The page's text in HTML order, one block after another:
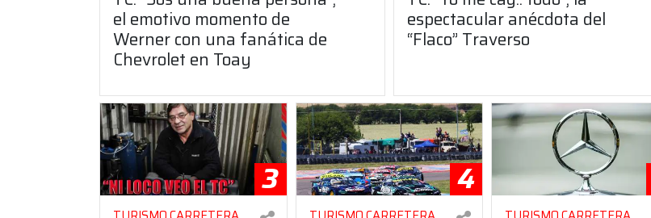
el emotivo momento de
Werner con una fanática de
Chevrolet en Toay
espectacular anécdota del
“Flaco” Traverso
3 4